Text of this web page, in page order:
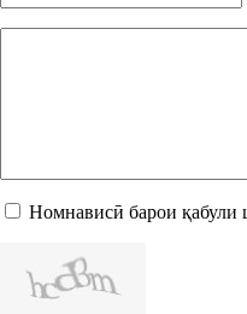
Номнависӣ барои қабули